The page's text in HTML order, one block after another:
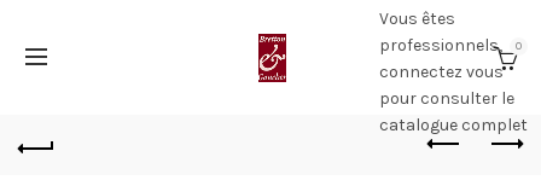
0
Vous êtes
professionnels,
connectez vous
pour consulter le
catalogue complet